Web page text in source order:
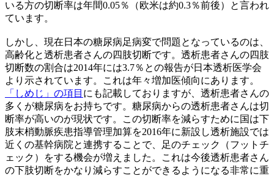
いる方の切断率は年間0.05％（欧米は約0.3％前後）と言われ
ています。
しかし、現在日本の糖尿病足病変で問題となっているのは、
高齢化と透析患者さんの四肢切断です。透析患者さんの四肢
切断数の割合は2014年には3.7％との報告が日本透析医学会
より示されています。これは年々増加医傾向にあります。
「しめじ」の項目 にも記載しておりますが、透析患者さんの
多くが糖尿病をお持ちです。糖尿病からの透析患者さんは切
断率が高いのが現状です。この切断率を減らすために国は下
肢末梢動脈疾患指導管理加算を2016年に新設し透析施設では
近くの基幹病院と連携することで、足のチェック（フットチ
ェック）をする機会が増えました。これは今後透析患者さん
の下肢切断をかなり減らすことができるようになる非常に重